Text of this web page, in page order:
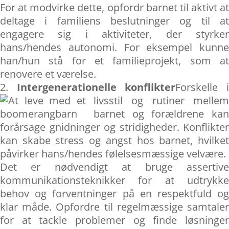
For at modvirke dette, opfordr barnet til aktivt at
deltage i familiens beslutninger og til at
engagere sig i aktiviteter, der styrker
hans/hendes autonomi. For eksempel kunne
han/hun stå for et familieprojekt, som at
renovere et værelse.
Intergenerationelle konflikterForskelle i
livsstil og rutiner mellem
barnet og forældrene kan
forårsage gnidninger og stridigheder. Konflikter
kan skabe stress og angst hos barnet, hvilket
påvirker hans/hendes følelsesmæssige velvære.
Det er nødvendigt at bruge assertive
kommunikationsteknikker for at udtrykke
behov og forventninger på en respektfuld og
klar måde. Opfordre til regelmæssige samtaler
for at tackle problemer og finde løsninger